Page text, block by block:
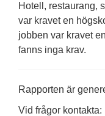
Hotell, restaurang,
var kravet en
jobben var kravet
fanns inga krav.
Rapporten är
Vid frågor kontakta: